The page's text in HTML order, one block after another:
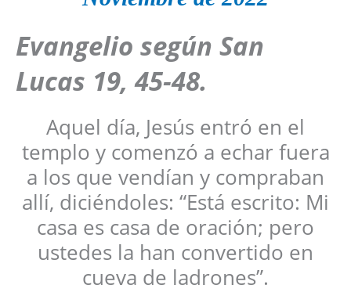
Evangelio según San
Lucas 19, 45-48.
Aquel día, Jesús entró en el
templo y comenzó a echar fuera
a los que vendían y compraban
allí, diciéndoles: “Está escrito: Mi
casa es casa de oración; pero
ustedes la han convertido en
cueva de ladrones”.